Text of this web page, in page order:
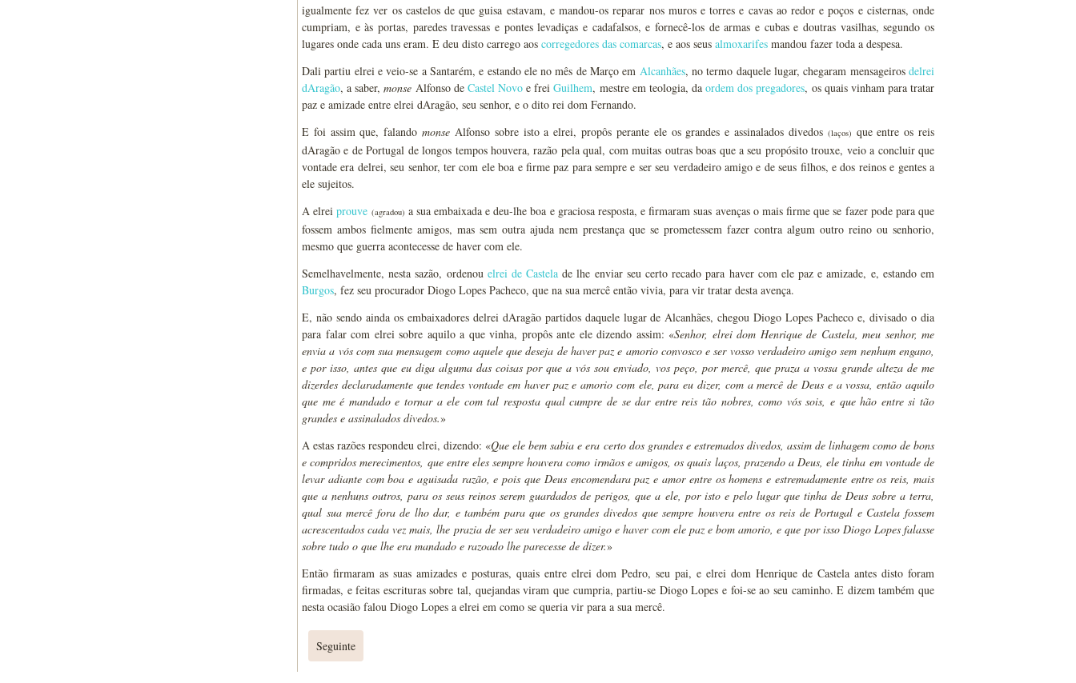
igualmente fez ver os castelos de que guisa estavam, e mandou-os reparar nos muros e torres e cavas ao redor e poços e cisternas, onde
cumpriam, e às portas, paredes travessas e pontes levadiças e cadafalsos, e fornecê-los de armas e cubas e doutras vasilhas, segundo os
lugares onde cada uns eram. E deu disto carrego aos corregedores das comarcas, e aos seus almoxarifes mandou fazer toda a despesa.
Dali partiu elrei e veio-se a Santarém, e estando ele no mês de Março em Alcanhães, no termo daquele lugar, chegaram mensageirosdelrei
dAragão, a saber,monse Alfonso de Castel Novoe freiGuilhem, mestre em teologia, daordem dos pregadores, os quais vinham para tratar
paz e amizade entre elrei dAragão, seu senhor, e o dito rei dom Fernando.
E foi assim que, falandomonse Alfonso sobre isto a elrei, propôs perante ele os grandes e assinalados divedos (laços) que entre os reis
dAragão e de Portugal de longos tempos houvera, razão pela qual, com muitas outras boas que a seu propósito trouxe, veio a concluir que
vontade era delrei, seu senhor, ter com ele boa e firme paz para sempre e ser seu verdadeiro amigo e de seus filhos, e dos reinos e gentes a
ele sujeitos.
A elreiprouve (agradou) a sua embaixada e deu-lhe boa e graciosa resposta, e firmaram suas avenças o mais firme que se fazer pode para que
fossem ambos fielmente amigos, mas sem outra ajuda nem prestança que se prometessem fazer contra algum outro reino ou senhorio,
mesmo que guerra acontecesse de haver com ele.
Semelhavelmente, nesta sazão, ordenou elrei de Castela de lhe enviar seu certo recado para haver com ele paz e amizade, e, estando em
Burgos, fez seu procurador Diogo Lopes Pacheco, que na sua mercê então vivia, para vir tratar desta avença.
E, não sendo ainda os embaixadores delrei dAragão partidos daquele lugar de Alcanhães, chegou Diogo Lopes Pacheco e, divisado o dia
para falar com elrei sobre aquilo a que vinha, propôs ante ele dizendo assim: «Senhor, elrei dom Henrique de Castela, meu senhor, me
envia a vós com sua mensagem como aquele que deseja de haver paz e amorio convosco e ser vosso verdadeiro amigo sem nenhum engano,
e por isso, antes que eu diga alguma das coisas por que a vós sou enviado, vos peço, por mercê, que praza a vossa grande alteza de me
dizerdes declaradamente que tendes vontade em haver paz e amorio com ele, para eu dizer, com a mercê de Deus e a vossa, então aquilo
que me é mandado e tornar a ele com tal resposta qual cumpre de se dar entre reis tão nobres, como vós sois, e que hão entre si tão
grandes e assinalados divedos.»
A estas razões respondeu elrei, dizendo: «Que ele bem sabia e era certo dos grandes e estremados divedos, assim de linhagem como de bons
e compridos merecimentos, que entre eles sempre houvera como irmãos e amigos, os quais laços, prazendo a Deus, ele tinha em vontade de
levar adiante com boa e aguisada razão, e pois que Deus encomendara paz e amor entre os homens e estremadamente entre os reis, mais
que a nenhuns outros, para os seus reinos serem guardados de perigos, que a ele, por isto e pelo lugar que tinha de Deus sobre a terra,
qual sua mercê fora de lho dar, e também para que os grandes divedos que sempre houvera entre os reis de Portugal e Castela fossem
acrescentados cada vez mais, lhe prazia de ser seu verdadeiro amigo e haver com ele paz e bom amorio, e que por isso Diogo Lopes falasse
sobre tudo o que lhe era mandado e razoado lhe parecesse de dizer.»
Então firmaram as suas amizades e posturas, quais entre elrei dom Pedro, seu pai, e elrei dom Henrique de Castela antes disto foram
firmadas, e feitas escrituras sobre tal, quejandas viram que cumpria, partiu-se Diogo Lopes e foi-se ao seu caminho. E dizem também que
nesta ocasião falou Diogo Lopes a elrei em como se queria vir para a sua mercê.
Seguinte